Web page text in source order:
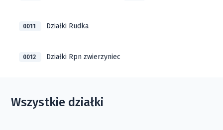
0011 Działki Rudka
0012 Działki Rpn zwierzyniec
Wszystkie działki